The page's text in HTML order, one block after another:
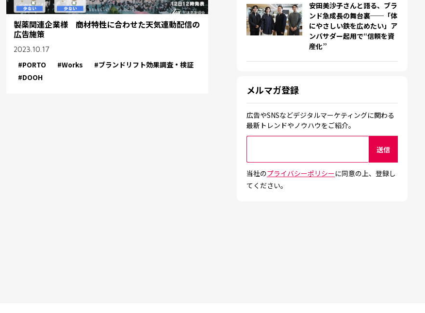
製薬関連企業様 商材特性に合わせた天気連動配信の
広告施策
2023.10.17
#PORTO #Works
#ブランドリフト効果調査・検証
#DOOH
安田美沙子さんと語る、ブラ
ンド急成長の舞台裏──「体
にやさしい鉄を広めたい」ア
ンバサダー起用で“信頼を資
産化”
メルマガ登録
広告やSNSなどデジタルマーケティングに関わる
最新トレンドやノウハウをご紹介。
当社のプライバシーポリシーに同意の上、登録し
てください。